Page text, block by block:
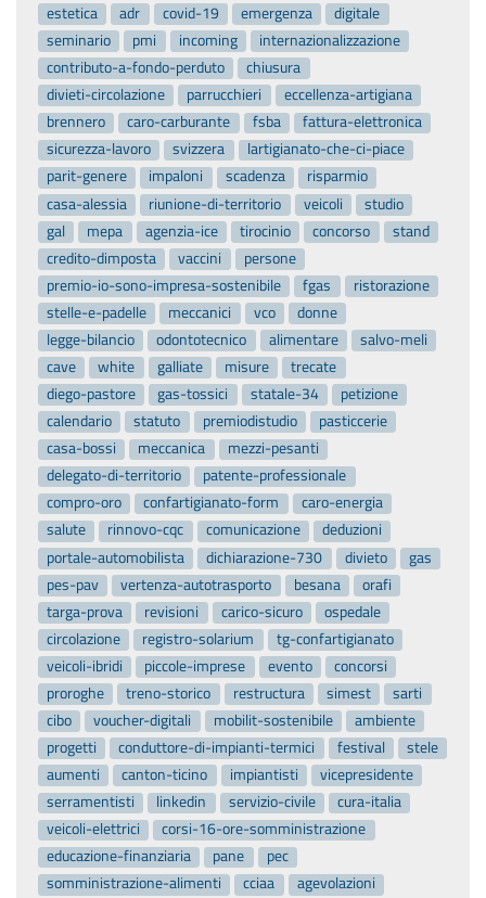
estetica
adr covid-19 emergenza
digitale
seminario
pmi incoming
internazionalizzazione
contributo-a-fondo-perduto
chiusura
divieti-circolazione
parrucchieri
eccellenza-artigiana
brennero
caro-carburante fsba
fattura-elettronica
sicurezza-lavoro
svizzera
lartigianato-che-ci-piace
parit-genere
impaloni scadenza
risparmio
casa-alessia
riunione-di-territorio veicoli
studio
gal
mepa agenzia-ice tirocinio concorso
stand
credito-dimposta
vaccini
persone
premio-io-sono-impresa-sostenibile
fgas
ristorazione
stelle-e-padelle
meccanici vco
donne
legge-bilancio
odontotecnico alimentare
salvo-meli
cave
white galliate misure
trecate
diego-pastore
gas-tossici statale-34
petizione
calendario
statuto premiodistudio
pasticcerie
casa-bossi
meccanica
mezzi-pesanti
delegato-di-territorio
patente-professionale
compro-oro
confartigianato-form
caro-energia
salute
rinnovo-cqc comunicazione
deduzioni
portale-automobilista
dichiarazione-730 divieto
gas
pes-pav
vertenza-autotrasporto besana
orafi
targa-prova
revisioni carico-sicuro
ospedale
circolazione
registro-solarium
tg-confartigianato
veicoli-ibridi
piccole-imprese evento
concorsi
proroghe
treno-storico restructura simest
sarti
cibo
voucher-digitali mobilit-sostenibile
ambiente
progetti
conduttore-di-impianti-termici festival
stele
aumenti
canton-ticino impiantisti
vicepresidente
serramentisti
linkedin servizio-civile
cura-italia
veicoli-elettrici
corsi-16-ore-somministrazione
educazione-finanziaria
pane
pec
somministrazione-alimenti
cciaa
agevolazioni